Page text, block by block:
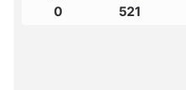
0 521